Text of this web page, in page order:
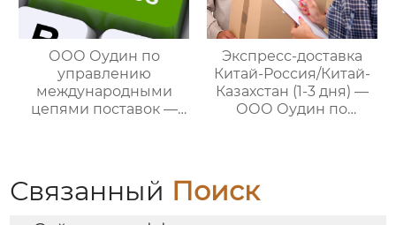
ООО Оудин по
управлению
международными
цепями поставок —
Экспресс-доставка
Китай-Россия/Китай-
Казахстан (1-3 дня) —
ООО Оудин по
Связанный Поиск